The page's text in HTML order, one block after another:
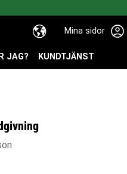
Mina sidor
JAG? KUNDTJÄNST